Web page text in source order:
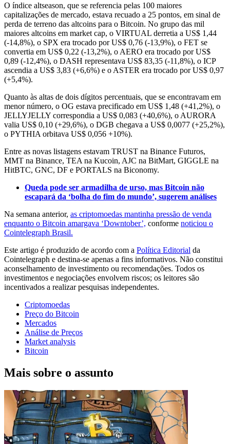
O índice altseason, que se referencia pelas 100 maiores
capitalizações de mercado, estava recuado a 25 pontos, em sinal de
perda de terreno das altcoins para o Bitcoin. No grupo das mil
maiores altcoins em market cap, o VIRTUAL derretia a US$ 1,44
(-14,8%), o SPX era trocado por US$ 0,76 (-13,9%), o FET se
convertia em US$ 0,22 (-13,2%), o AERO era trocado por US$
0,89 (-12,4%), o DASH representava US$ 83,35 (-11,8%), o ICP
ascendia a US$ 3,83 (+6,6%) e o ASTER era trocado por US$ 0,97
(+5,4%).
Quanto às altas de dois dígitos percentuais, que se encontravam em
menor número, o OG estava precificado em US$ 1,48 (+41,2%), o
JELLYJELLY correspondia a US$ 0,083 (+40,6%), o AURORA
valia US$ 0,10 (+29,6%), o DGB chegava a US$ 0,0077 (+25,2%),
o PYTHIA orbitava US$ 0,056 +10%).
Entre as novas listagens estavam TRUST na Binance Futuros,
MMT na Binance, TEA na Kucoin, AJC na BitMart, GIGGLE na
HitBTC, GNC, DF e PORTALS na Biconomy.
Queda pode ser armadilha de urso, mas Bitcoin não
escapará da ‘bolha do fim do mundo’, sugerem análises
Na semana anterior, as criptomoedas mantinha pressão de venda
enquanto o Bitcoin amargava ‘Downtober’, conforme noticiou o
Cointelegraph Brasil.
Este artigo é produzido de acordo com a Política Editorial da
Cointelegraph e destina-se apenas a fins informativos. Não constitui
aconselhamento de investimento ou recomendações. Todos os
investimentos e negociações envolvem riscos; os leitores são
incentivados a realizar pesquisas independentes.
Criptomoedas
Preço do Bitcoin
Mercados
Análise de Preços
Market analysis
Bitcoin
Mais sobre o assunto